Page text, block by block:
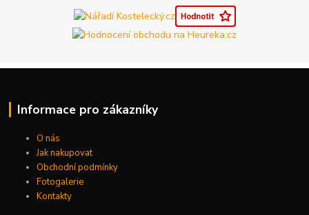
Informace pro zákazníky
O nás
Jak nakupovat
Obchodní podmínky
Fotogalerie
Kontakty